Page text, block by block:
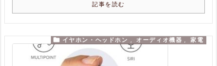
記事を読む
 イヤホン・ヘッドホン , オーディオ機器 , 家電